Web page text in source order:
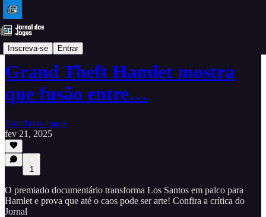
Inscreva-se Entrar
Análises
Grand Theft Hamlet mostra
que fusão entre…
Jornal dos Jogos
fev 21, 2025
1
O premiado documentário transforma Los Santos em palco para
Hamlet e prova que até o caos pode ser arte! Confira a crítica do
Jornal